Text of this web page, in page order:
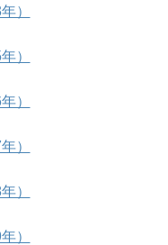
）
）
）
）
）
）